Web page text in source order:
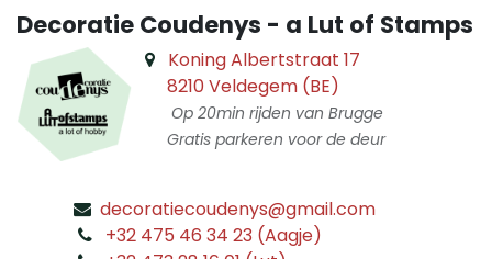
Decoratie Coudenys - a Lut of Stamps
Koning Albertstraat 17
8210 Veldegem (BE)
Op 20min rijden van Brugge
Gratis parkeren voor de deur
decoratiecoudenys@gmail.com
+32 475 46 34 23 (Aagje)